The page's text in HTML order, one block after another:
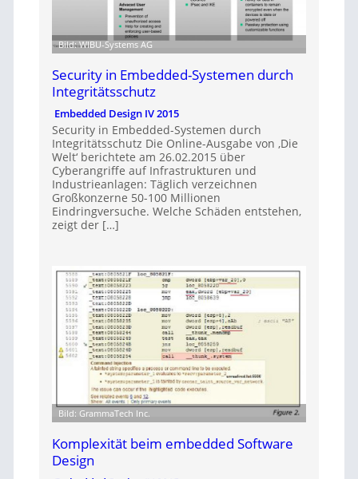
Bild: WIBU-Systems AG
Security in Embedded-Systemen durch
Integritätsschutz
Embedded Design IV 2015
Security in Embedded-Systemen durch
Integritätsschutz Die Online-Ausgabe von ‚Die
Welt‘ berichtete am 26.02.2015 über
Cyberangriffe auf Infrastrukturen und
Industrieanlagen: Täglich verzeichnen
Großkonzerne 50-100 Millionen
Eindringversuche. Welche Schäden entstehen,
zeigt der […]
Bild: GrammaTech Inc.
Komplexität beim embedded Software
Design